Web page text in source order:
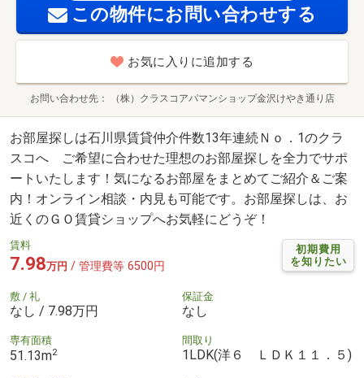
この物件にお問い合わせする
お気に入りに追加する
お問い合わせ先 （株）クラスコアパマンショップ金沢けやき通り店
お部屋探しは石川県賃貸仲介件数13年連続Ｎｏ．1のクラ
スコへ ご希望に合わせた理想のお部屋探しを全力でサポ
ートいたします！気になるお部屋をまとめてご紹介＆ご案
内！オンライン相談・内見も可能です。お部屋探しは、お
近くのＧＯ賃貸ショップへお気軽にどうぞ！
初期費用
を知りたい
賃料
7.98万円 / 管理費等 6500円
敷 / 礼
なし / 7.98万円
保証金
なし
専有面積
51.13m2
間取り
1LDK(洋６ ＬＤＫ１１．５)